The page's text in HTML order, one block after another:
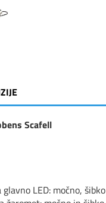
Scafell
LED: močno,